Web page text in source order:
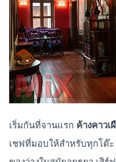
เริ่มกันที่จานแรก ค้างคาว
เชฟที่มอบให้สำหรับทุกโต๊ะ